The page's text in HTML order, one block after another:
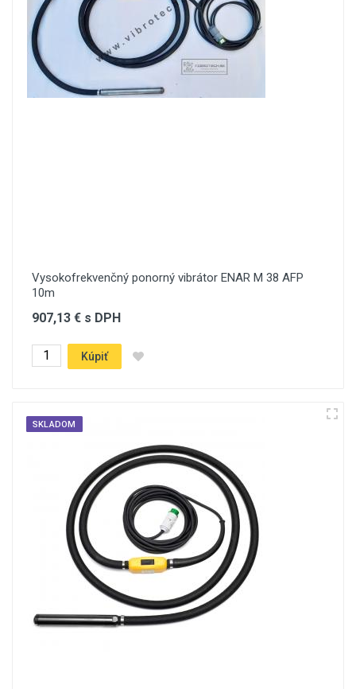
Vysokofrekvenčný ponorný vibrátor ENAR M 38 AFP
10m
907,13 € s DPH
Kúpiť
SKLADOM